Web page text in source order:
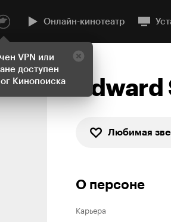
VPN или
доступен
Кинопоиска
Онлайн-кинотеатр
Любимая
О персоне
Карьера